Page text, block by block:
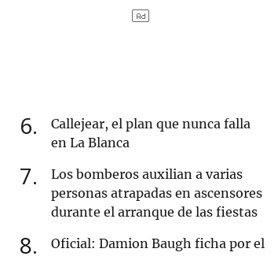
6
Callejear, el plan que nunca falla
en La Blanca
7
Los bomberos auxilian a varias
personas atrapadas en ascensores
durante el arranque de las fiestas
8
Oficial: Damion Baugh ficha por el